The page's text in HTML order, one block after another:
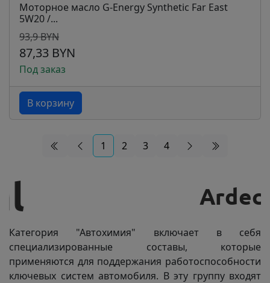
Моторное масло G-Energy Synthetic Far East
5W20 /...
93,9 BYN
87,33 BYN
Под заказ
В корзину
1 2 3 4
Категория "Автохимия" включает в себя
специализированные составы, которые
применяются для поддержания работоспособности
ключевых систем автомобиля. В эту группу входят